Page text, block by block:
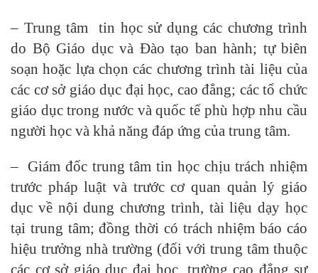
– Trung tâm tin học sử dụng các chương trình
do Bộ Giáo dục và Đào tạo ban hành; tự biên
soạn hoặc lựa chọn các chương trình tài liệu của
các cơ sở giáo dục đại học, cao đẳng; các tổ chức
giáo dục trong nước và quốc tế phù hợp nhu cầu
người học và khả năng đáp ứng của trung tâm.
– Giám đốc trung tâm tin học chịu trách nhiệm
trước pháp luật và trước cơ quan quản lý giáo
dục về nội dung chương trình, tài liệu dạy học
tại trung tâm; đồng thời có trách nhiệm báo cáo
hiệu trưởng nhà trường (đối với trung tâm thuộc
các cơ sở giáo dục đại học, trường cao đẳng sư